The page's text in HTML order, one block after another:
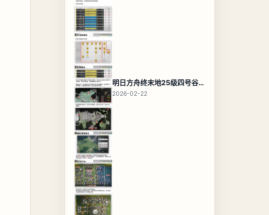
明日方舟终末地25级四号谷地基地蓝图，高效布局规划
2026-02-22